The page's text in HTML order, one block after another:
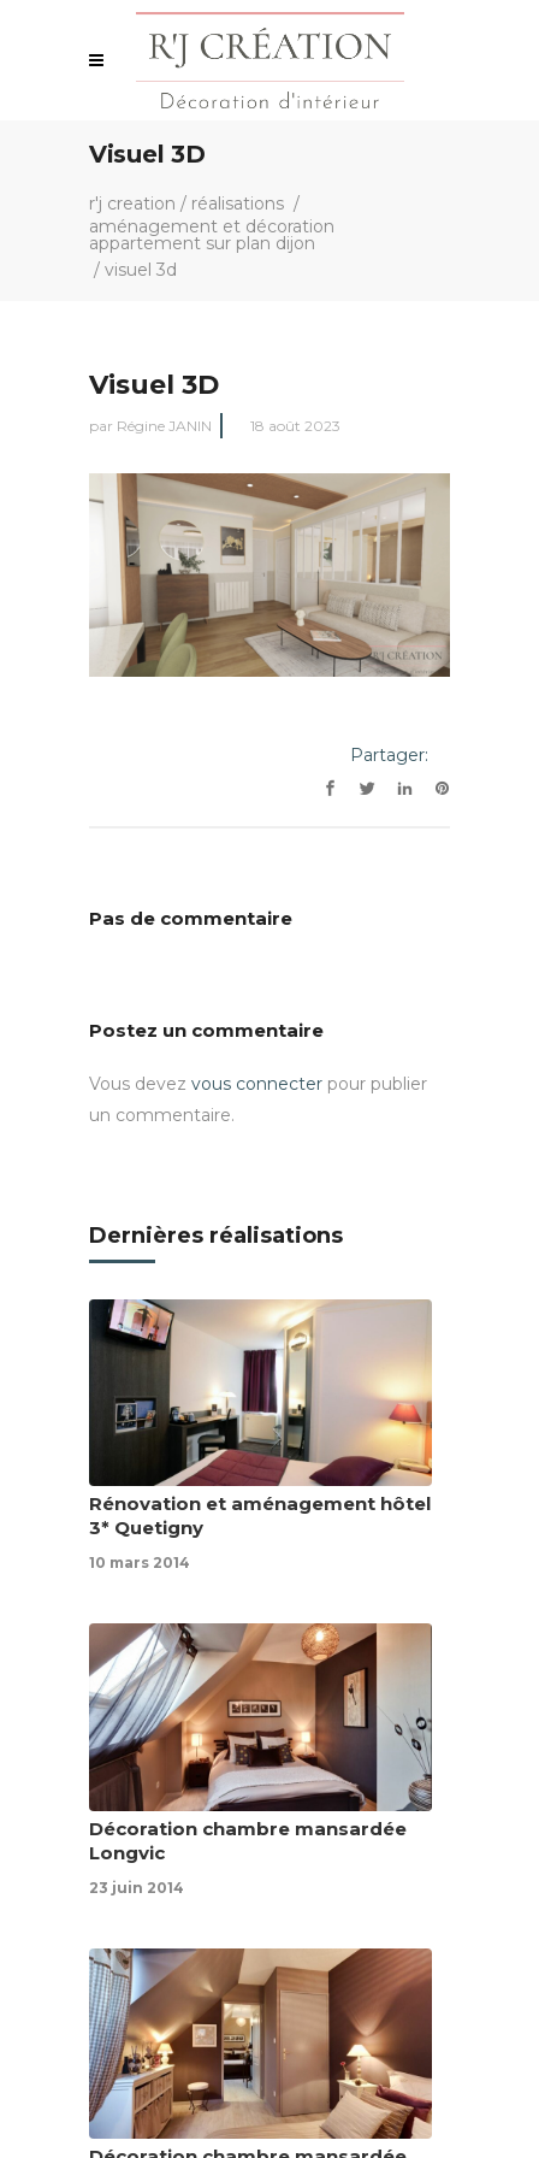
Visuel 3D
r'j creation / réalisations /
aménagement et décoration
appartement sur plan dijon
/ visuel 3d
Visuel 3D
par Régine JANIN 18 août 2023
Partager:
Pas de commentaire
Postez un commentaire
Vous devez vous connecter pour publier
un commentaire.
Dernières réalisations
Rénovation et aménagement hôtel
3* Quetigny
10 mars 2014
Décoration chambre mansardée
Longvic
23 juin 2014